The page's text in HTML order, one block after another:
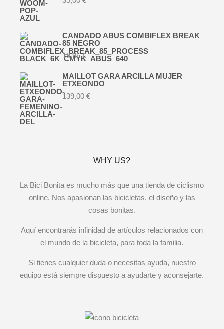
CANDADO ABUS COMBIFLEX BREAK
85 NEGRO
19,95€
MAILLOT GARA ARCILLA MUJER
ETXEONDO
139,00 €
WHY US?
La Bici Bonita es mucho más que una tienda de ciclismo
online. Nos apasionan las bicicletas, el diseño y las
cosas bonitas.
Aquí encontrarás infinidad de artículos relacionados con
el mundo de la bicicleta, para toda la familia.
Si tienes cualquier duda o necesitas ayuda, nuestro
equipo está siempre dispuesto a ayudarte y aconsejarte.